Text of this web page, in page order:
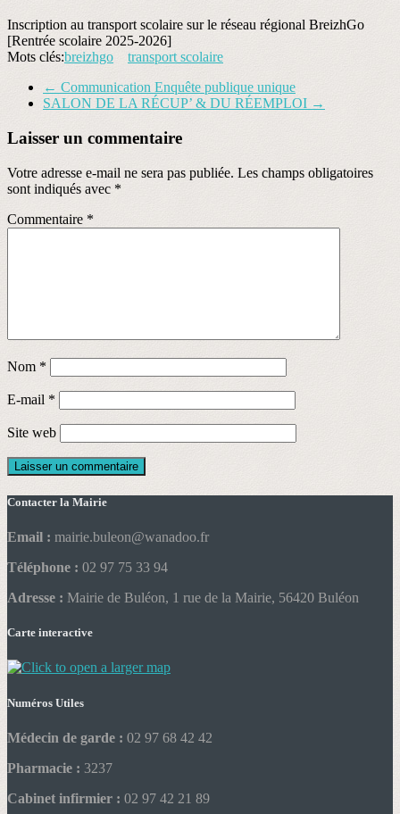
Inscription au transport scolaire sur le réseau régional BreizhGo
[Rentrée scolaire 2025-2026]
Mots clés:breizhgo
transport scolaire
← Communication Enquête publique unique
SALON DE LA RÉCUP’ & DU RÉEMPLOI →
Laisser un commentaire
Votre adresse e-mail ne sera pas publiée. Les champs obligatoires
sont indiqués avec *
Commentaire *
Nom *
E-mail *
Site web
Contacter la Mairie
Email : mairie.buleon@wanadoo.fr
Téléphone : 02 97 75 33 94
Adresse : Mairie de Buléon, 1 rue de la Mairie, 56420 Buléon
Carte interactive
Numéros Utiles
Médecin de garde : 02 97 68 42 42
Pharmacie : 3237
Cabinet infirmier : 02 97 42 21 89